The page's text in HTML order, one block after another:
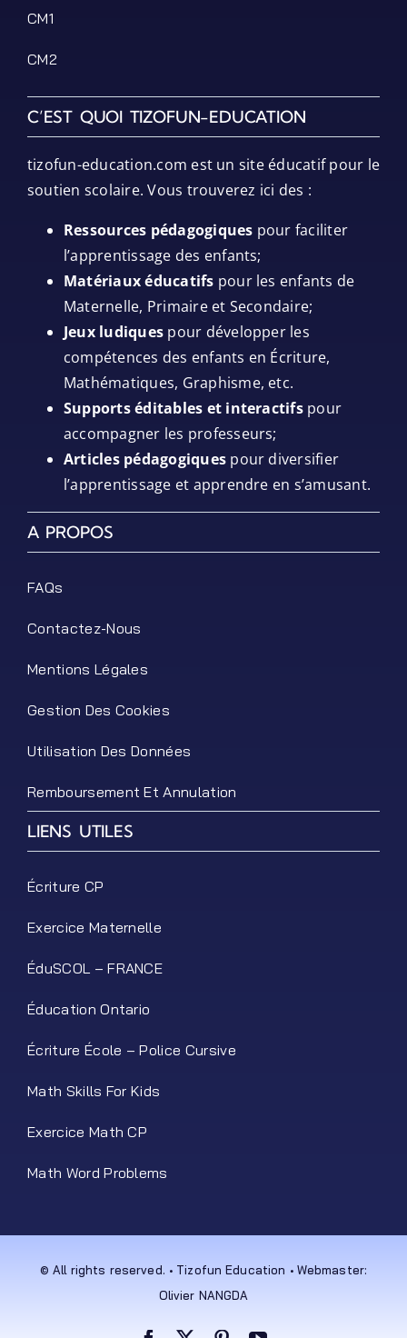
CM1
CM2
C’EST QUOI TIZOFUN-EDUCATION
tizofun-education.com est un site éducatif pour le
soutien scolaire. Vous trouverez ici des :
Ressources pédagogiques pour faciliter
l’apprentissage des enfants;
Matériaux éducatifs pour les enfants de
Maternelle, Primaire et Secondaire;
Jeux ludiques pour développer les
compétences des enfants en Écriture,
Mathématiques, Graphisme, etc.
Supports éditables et interactifspour
accompagner les professeurs;
Articles pédagogiques pour diversifier
l’apprentissage et apprendre en s’amusant.
A PROPOS
FAQs
Contactez-Nous
Mentions Légales
Gestion Des Cookies
Utilisation Des Données
Remboursement Et Annulation
LIENS UTILES
Écriture CP
Exercice Maternelle
ÉduSCOL – FRANCE
Éducation Ontario
Écriture École – Police Cursive
Math Skills For Kids
Exercice Math CP
Math Word Problems
© All rights reserved. • Tizofun Education • Webmaster:
Olivier NANGDA